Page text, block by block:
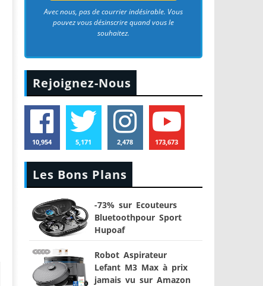
Avec nous, pas de courrier indésirable. Vous
pouvez vous désinscrire quand vous le
souhaitez.
Rejoignez-Nous
10,954 5,171 2,478 173,673
Les Bons Plans
-73% sur Ecouteurs
Bluetoothpour Sport
Hupoaf
Robot Aspirateur
Lefant M3 Max à prix
jamais vu sur Amazon